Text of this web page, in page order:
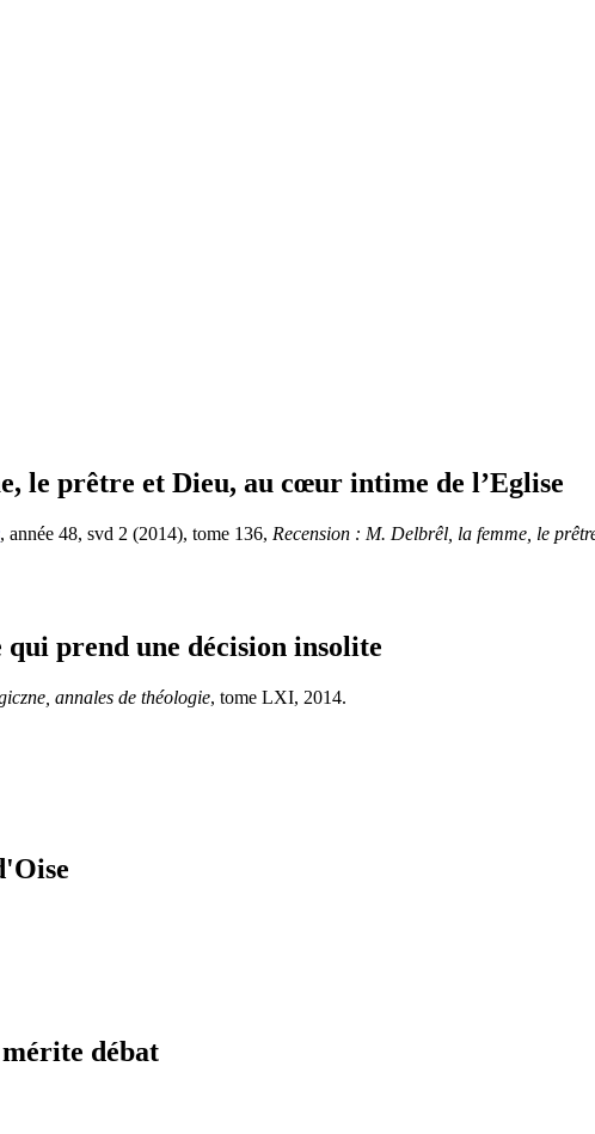
le prêtre et Dieu, au cœur intime de l’Eglise
, année 48, svd 2 (2014), tome 136, Recension : M. Delbrêl, la femme, le
prend une décision insolite
annales de théologie, tome LXI, 2014.
débat